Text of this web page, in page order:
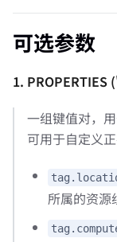
可选参数
1.
一组键值对，
可用于自定义
所属的资源